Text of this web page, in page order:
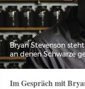
Bryan Stevenson
an denen Schwarze
Im Gespräch mit